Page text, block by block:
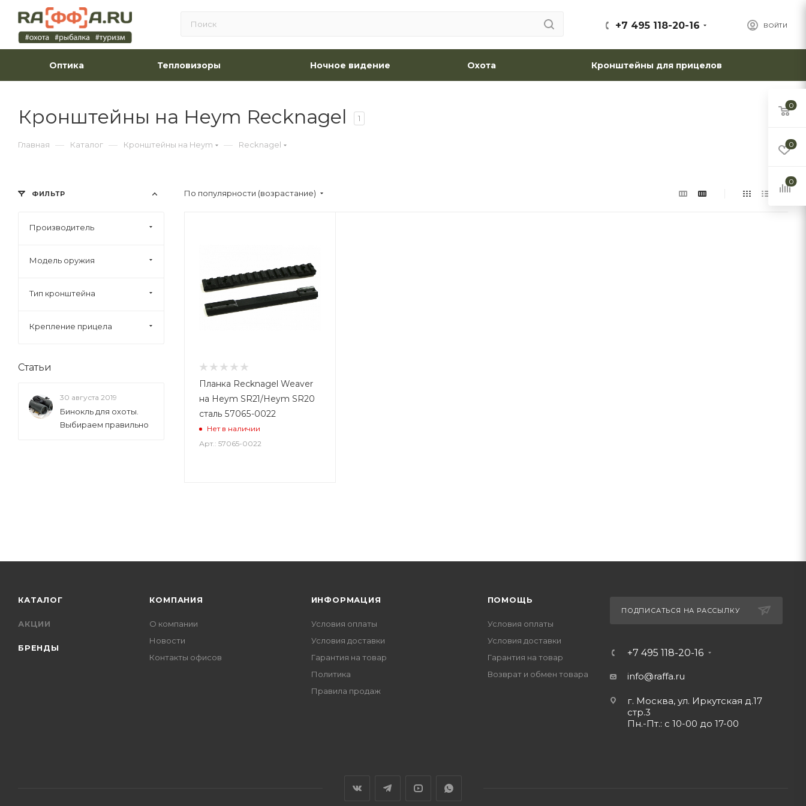
ВОЙТИ
+7 495 118-20-16
Оптика Тепловизоры Ночное видение Охота Кронштейны для прицелов
Кронштейны на Heym Recknagel 1
Главная — Каталог — Кронштейны на Heym — Recknagel
По популярности (возрастание)
Планка Recknagel Weaver
на Heym SR21/Heym SR20
сталь 57065-0022
Нет в наличии
Арт.: 57065-0022
ФИЛЬТР
Производитель
Модель оружия
Тип кронштейна
Крепление прицела
Статьи
30 августа 2019
Бинокль для охоты.
Выбираем правильно
КАТАЛОГ
АКЦИИ
БРЕНДЫ
КОМПАНИЯ
О компании
Новости
Контакты офисов
ИНФОРМАЦИЯ
Условия оплаты
Условия доставки
Гарантия на товар
Политика
Правила продаж
ПОМОЩЬ
Условия оплаты
Условия доставки
Гарантия на товар
Возврат и обмен товара
ПОДПИСАТЬСЯ НА РАССЫЛКУ
+7 495 118-20-16
info@raffa.ru
г. Москва, ул. Иркутская д.17
стр.3
Пн.-Пт.: с 10-00 до 17-00
0
0
0